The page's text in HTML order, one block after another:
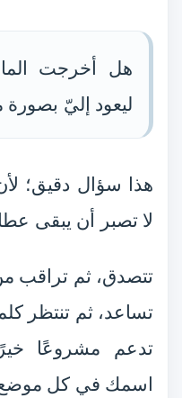
هل أخرجت
ليعود إليّ
هذا سؤال دقيق؛
لا تصبر أن يبقى
تتصدق، ثم تراقب
تساعد، ثم تنتظر
تدعم مشروعًا
اسمك في كل